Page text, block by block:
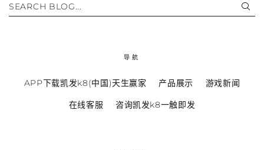
SEARCH BLOG...
导航
APP下载凯发k8(中国)天生赢家 产品展示 游戏新闻
在线客服 咨询凯发k8一触即发